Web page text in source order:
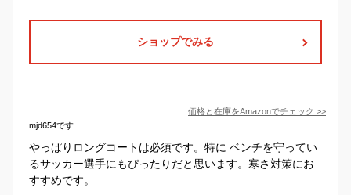
ショップでみる
価格と在庫をAmazonでチェック >>
mjd654です
やっぱりロングコートは必須です。特に ベンチを守ってい
るサッカー選手にもぴったりだと思います。寒さ対策にお
すすめです。